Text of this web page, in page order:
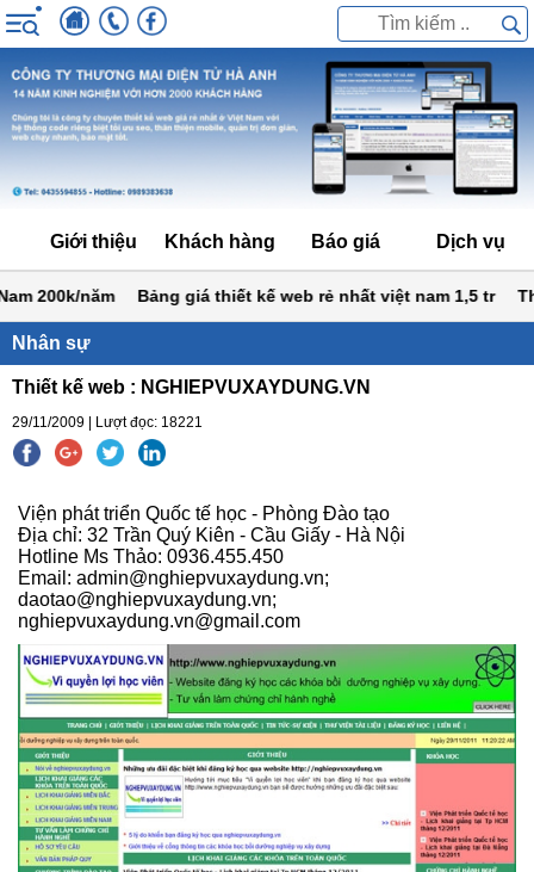
Giới thiệu Khách hàng Báo giá Dịch vụ
200k/năm Bảng giá thiết kế web rẻ nhất việt nam 1,5 tr
Nhân sự
Thiết kế web : NGHIEPVUXAYDUNG.VN
29/11/2009 | Lượt đọc: 18221
Viện phát triển Quốc tế học - Phòng Đào tạo
Địa chỉ: 32 Trần Quý Kiên - Cầu Giấy - Hà Nội
Hotline Ms Thảo: 0936.455.450
Email: admin@nghiepvuxaydung.vn;
daotao@nghiepvuxaydung.vn;
nghiepvuxaydung.vn@gmail.com